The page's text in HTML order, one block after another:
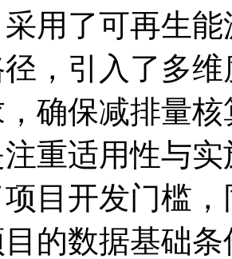
用了可再生
，引入了多
确保减排量
重适用性与
目开发门槛
的数据基础